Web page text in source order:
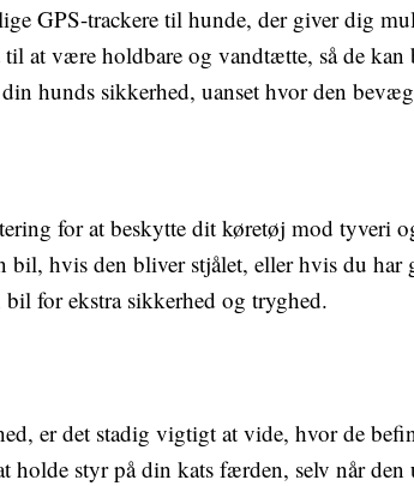
GPS-trackere til hunde, der giver dig
at være holdbare og vandtætte, så de
hunds sikkerhed, uanset hvor den
for at beskytte dit køretøj mod tyveri
hvis den bliver stjålet, eller hvis du har
for ekstra sikkerhed og tryghed.
er det stadig vigtigt at vide, hvor de
styr på din kats færden, selv når den